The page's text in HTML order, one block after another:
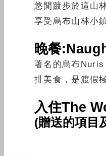
悠閒踱步於這山
享受烏布山林小
晚餐
著名的烏布
排美食，是渡假
入住The
(贈送的項目